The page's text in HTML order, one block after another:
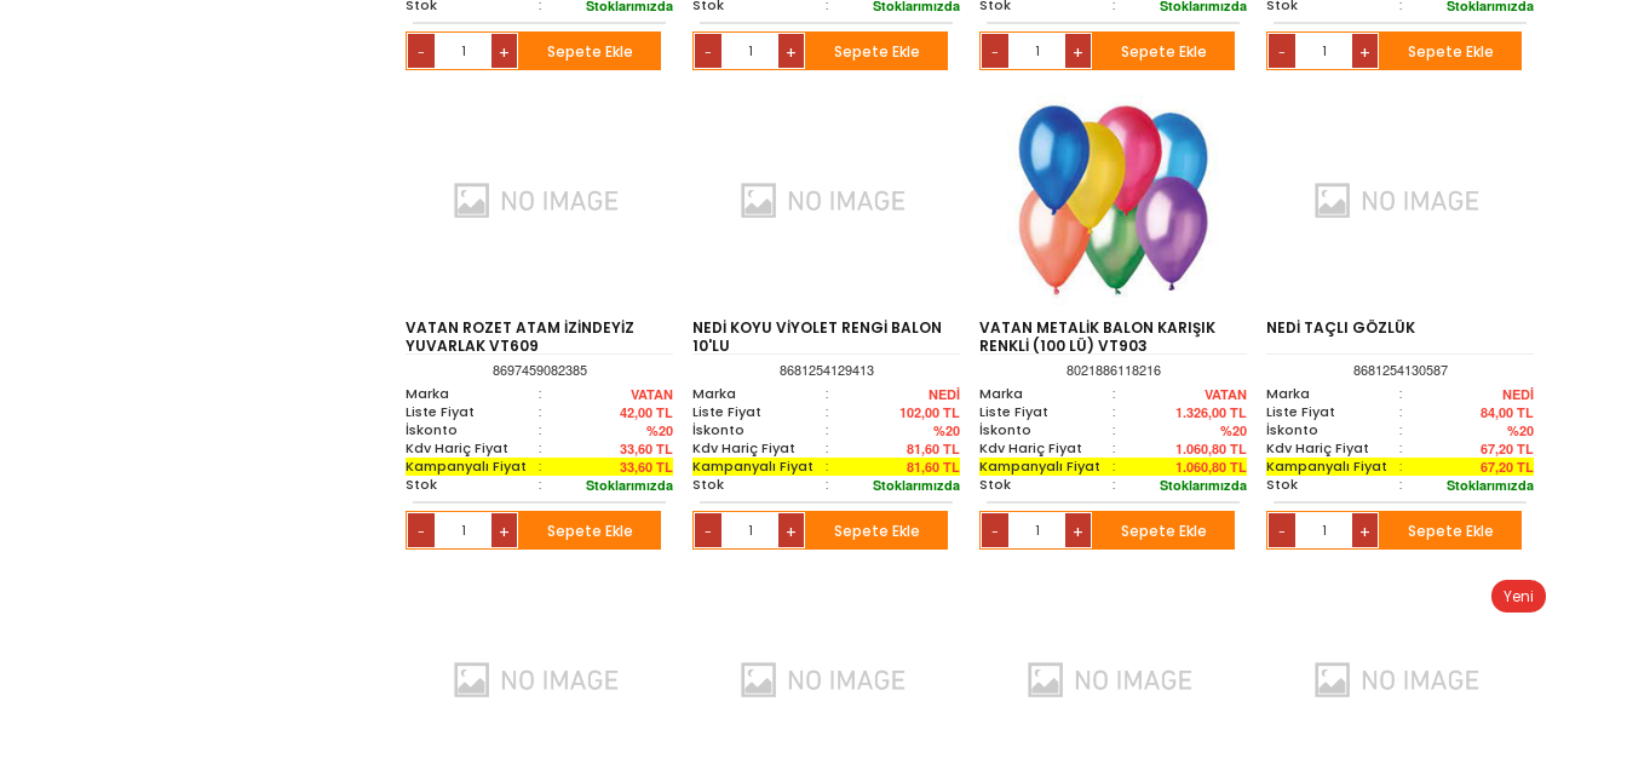
Stok : Stoklarımızda
- + Sepete Ekle
Stok : Stoklarımızda
- + Sepete Ekle
Stok : Stoklarımızda
- + Sepete Ekle
Stok : Stoklarımızda
- + Sepete Ekle
VATAN ROZET ATAM İZİNDEYİZ
YUVARLAK VT609
8697459082385
Marka
: VATAN
Liste Fiyat : 42,00 TL
İskonto : %20
Kdv Hariç Fiyat : 33,60 TL
Kampanyalı Fiyat : 33,60 TL
Stok : Stoklarımızda
- + Sepete Ekle
NEDİ KOYU VİYOLET RENGİ BALON
10'LU
8681254129413
Marka
: NEDİ
Liste Fiyat : 102,00 TL
İskonto : %20
Kdv Hariç Fiyat : 81,60 TL
Kampanyalı Fiyat : 81,60 TL
Stok : Stoklarımızda
- + Sepete Ekle
VATAN METALİK BALON KARIŞIK
RENKLİ (100 LÜ) VT903
8021886118216
Marka
: VATAN
Liste Fiyat : 1.326,00 TL
İskonto : %20
Kdv Hariç Fiyat : 1.060,80 TL
Kampanyalı Fiyat : 1.060,80 TL
Stok : Stoklarımızda
- + Sepete Ekle
NEDİ TAÇLI GÖZLÜK
8681254130587
Marka
: NEDİ
Liste Fiyat : 84,00 TL
İskonto : %20
Kdv Hariç Fiyat : 67,20 TL
Kampanyalı Fiyat : 67,20 TL
Stok : Stoklarımızda
- + Sepete Ekle
Yeni